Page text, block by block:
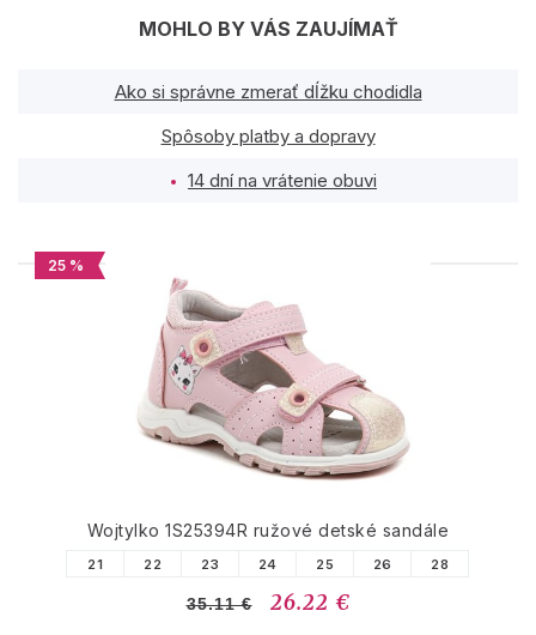
MOHLO BY VÁS ZAUJÍMAŤ
Ako si správne zmerať dĺžku chodidla
Spôsoby platby a dopravy
14 dní na vrátenie obuvi
PODOBNÉ PRODUKTY
25 %
Wojtylko 1S25394R ružové detské sandále
21 22 23 24 25 26 28
35.11 € 26.22 €